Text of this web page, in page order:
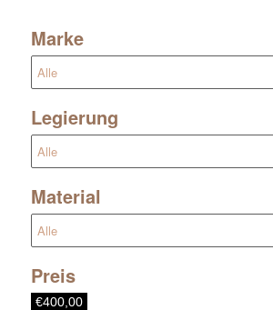
Marke
Legierung
Material
Preis
€400,00